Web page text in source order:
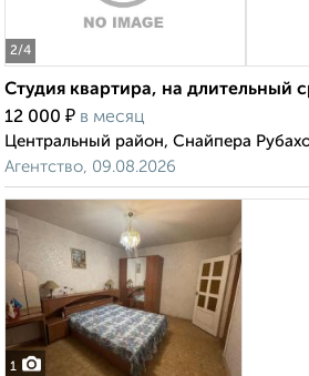
2/4
Студия квартира, на длительный
12 000 ₽ в месяц
Центральный район, Снайпера
Агентство, 09.08.2026
1